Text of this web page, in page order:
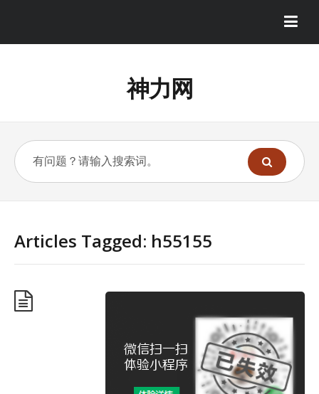
神力网
Articles Tagged: h55155